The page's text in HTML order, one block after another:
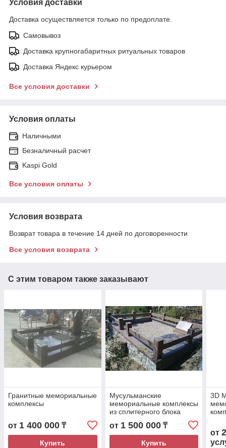
Условия доставки
Доставка осуществляется только по предоплате.
Самовывоз
Доставка крупногабаритных ритуальных товаров
Доставка Яндекс курьером
Все условия доставки
Условия оплаты
Наличными
Безналичный расчет
Kaspi Gold
Все условия оплаты
Условия возврата
Возврат товара в течение 14 дней по договоренности
Все условия возврата
С этим товаром также заказывают
Гранитные мемориальные
комплексы
от 1 400 000 ₸
Купить
Мусульманские
мемориальные комплексы
из сплитерного блока
от 1 500 000₸
Купить
3D
от